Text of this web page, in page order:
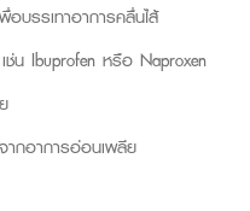
บรรเทาอาการคลื่นไส้
ช่น Ibuprofen หรือ Naproxen
กอาการอ่อนเพลีย